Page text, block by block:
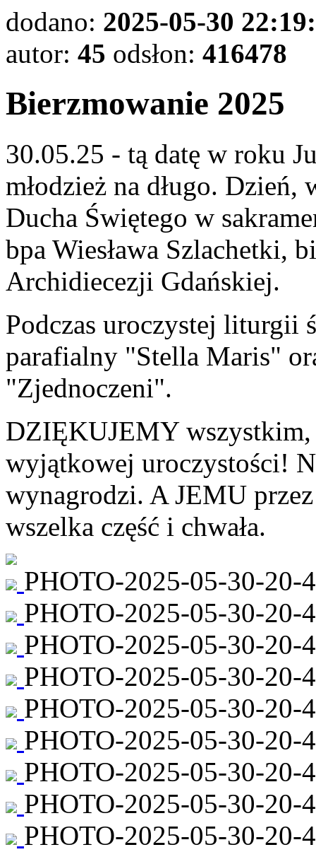
dodano: 2025-05-30
autor: 45 odsłon: 416478
Bierzmowanie 2025
30.05.25 - tą datę w roku
młodzież na długo.
Ducha Świętego w
bpa Wiesława Szlachetki,
Archidiecezji Gdańskiej.
Podczas uroczystej liturgii
parafialny "Stella Maris"
"Zjednoczeni".
DZIĘKUJEMY
wyjątkowej uroczystości!
wynagrodzi. A JEMU
wszelka część i chwała.
PHOTO-2025-05-30-20-
PHOTO-2025-05-30-20-
PHOTO-2025-05-30-20-
PHOTO-2025-05-30-20-
PHOTO-2025-05-30-20-
PHOTO-2025-05-30-20-
PHOTO-2025-05-30-20-
PHOTO-2025-05-30-20-
PHOTO-2025-05-30-20-